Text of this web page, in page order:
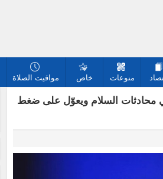
منوعات خاص مواقيت الصلاة
محادثات السلام ويعوّل على ضغط